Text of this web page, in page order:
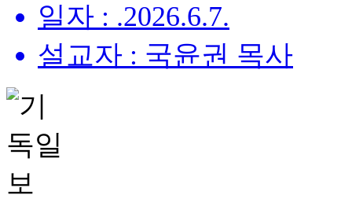
일자 : .2026.6.7.
설교자 : 국윤권 목사